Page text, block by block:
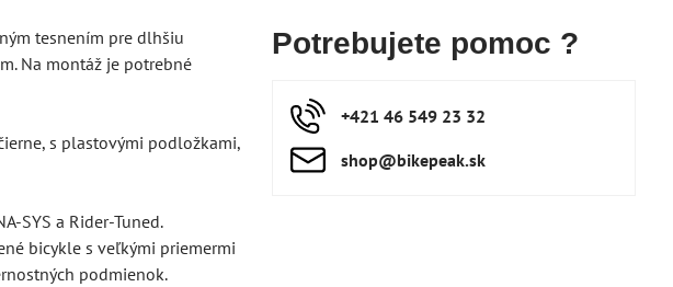
tesnením pre dlhšiu
Na montáž je potrebné
s plastovými podložkami,
SYS a Rider-Tuned.
bicykle s veľkými priemermi
podmienok.
Potrebujete pomoc ?
+421 46 549 23 32
shop​@bikepeak​.sk